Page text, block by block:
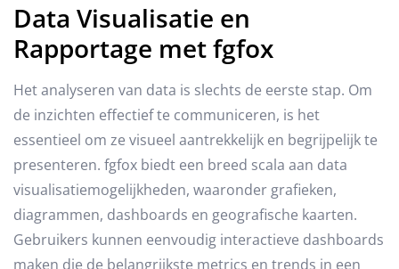
Data Visualisatie en
Rapportage met fgfox
Het analyseren van data is slechts de eerste stap. Om
de inzichten effectief te communiceren, is het
essentieel om ze visueel aantrekkelijk en begrijpelijk te
presenteren. fgfox biedt een breed scala aan data
visualisatiemogelijkheden, waaronder grafieken,
diagrammen, dashboards en geografische kaarten.
Gebruikers kunnen eenvoudig interactieve dashboards
maken die de belangrijkste metrics en trends in een